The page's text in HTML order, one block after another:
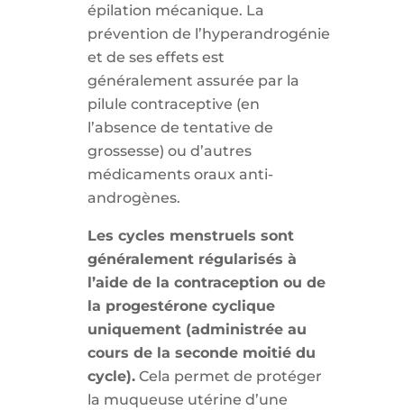
épilation mécanique. La
prévention de l’hyperandrogénie
et de ses effets est
généralement assurée par la
pilule contraceptive (en
l’absence de tentative de
grossesse) ou d’autres
médicaments oraux anti-
androgènes.
Les cycles menstruels sont
généralement régularisés à
l’aide de la contraception ou de
la progestérone cyclique
uniquement (administrée au
cours de la seconde moitié du
cycle).Cela permet de protéger
la muqueuse utérine d’une